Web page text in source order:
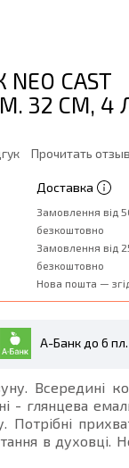
CAST
32 СМ, 4
Прочитать
Доставка
Замовлення від
безкоштовно
Замовлення від
безкоштовно
Нова пошта —
А-Банк до 6 пл.
Всередині
- глянцева
Потрібні
в духовці.